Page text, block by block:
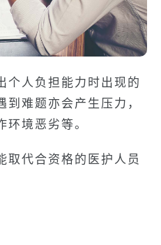
个人负担能力时出现的
到难题亦会产生压力，
环境恶劣等。
取代合资格的医护人员